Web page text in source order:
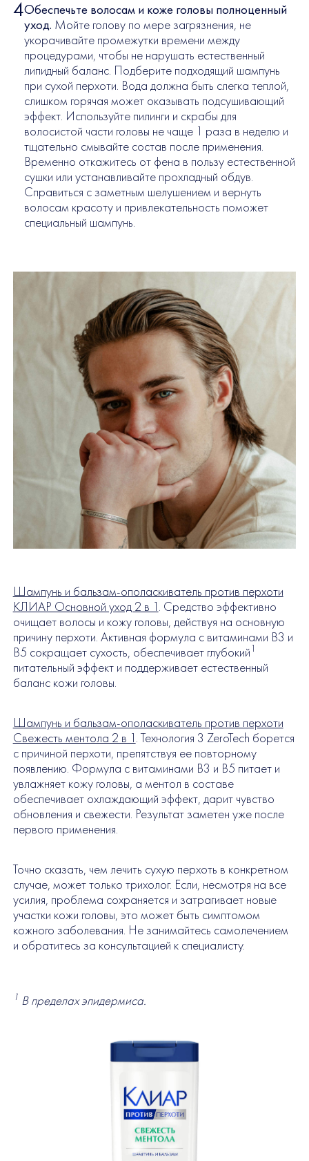
Обеспечьте волосам и коже головы полноценный
уход. Мойте голову по мере загрязнения, не
укорачивайте промежутки времени между
процедурами, чтобы не нарушать естественный
липидный баланс. Подберите подходящий шампунь
при сухой перхоти. Вода должна быть слегка теплой,
слишком горячая может оказывать подсушивающий
эффект. Используйте пилинги и скрабы для
волосистой части головы не чаще 1 раза в неделю и
тщательно смывайте состав после применения.
Временно откажитесь от фена в пользу естественной
сушки или устанавливайте прохладный обдув.
Справиться с заметным шелушением и вернуть
волосам красоту и привлекательность поможет
специальный шампунь.
Шампунь и бальзам-ополаскиватель против перхоти
КЛИАР Основной уход 2 в 1. Средство эффективно
очищает волосы и кожу головы, действуя на основную
причину перхоти. Активная формула с витаминами B3 и
B5 сокращает сухость, обеспечивает глубокий 1
питательный эффект и поддерживает естественный
баланс кожи головы.
Шампунь и бальзам-ополаскиватель против перхоти
Свежесть ментола 2 в 1. Технология 3 ZeroTech борется
с причиной перхоти, препятствуя ее повторному
появлению. Формула с витаминами B3 и B5 питает и
увлажняет кожу головы, а ментол в составе
обеспечивает охлаждающий эффект, дарит чувство
обновления и свежести. Результат заметен уже после
первого применения.
Точно сказать, чем лечить сухую перхоть в конкретном
случае, может только трихолог. Если, несмотря на все
усилия, проблема сохраняется и затрагивает новые
участки кожи головы, это может быть симптомом
кожного заболевания. Не занимайтесь самолечением
и обратитесь за консультацией к специалисту.
1 В пределах эпидермиса.